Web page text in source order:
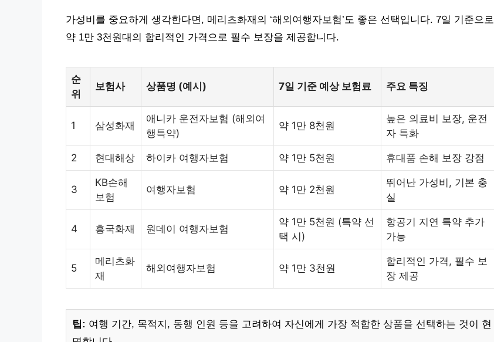
가성비를 중요하게 생각한다면, 메리츠화재의 ‘해외여행자보험’도 좋은 선택입니다. 7일 기준으로
약 1만 3천원대의 합리적인 가격으로 필수 보장을 제공합니다.
순
위
보험사 상품명 (예시) 7일 기준 예상 보험료 주요 특징
1 삼성화재
애니카 운전자보험 (해외여
행특약)
약 1만 8천원
높은 의료비 보장, 운전
자 특화
2 현대해상 하이카 여행자보험 약 1만 5천원 휴대품 손해 보장 강점
3
KB손해
보험
여행자보험 약 1만 2천원
뛰어난 가성비, 기본 충
실
4 흥국화재 원데이 여행자보험
약 1만 5천원 (특약 선
택 시)
항공기 지연 특약 추가
가능
5
메리츠화
재
해외여행자보험 약 1만 3천원
합리적인 가격, 필수 보
장 제공
팁: 여행 기간, 목적지, 동행 인원 등을 고려하여 자신에게 가장 적합한 상품을 선택하는 것이 현